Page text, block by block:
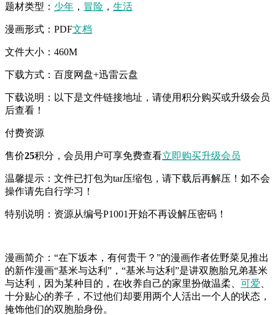
题材类型： 少年 ， 冒险 ， 生活
漫画形式：PDF文档
文件大小：460M
下载方式：百度网盘+迅雷云盘
下载说明：以下是文件链接地址，请使用积分购买或升级会员
后查看！
付费资源
售价25积分 ，会员用户可享免费查看立即购买升级会员
温馨提示：文件已打包为tar压缩包，请下载后再解压！如不会
操作请先自行学习！
特别说明：资源从编号P1001开始不再设解压密码！
漫画简介：“在下坂本，有何贵干？”的漫画作者佐野菜见推出
的新作漫画“基米与达利”，“基米与达利”是讲双胞胎兄弟基米
与达利，因为某种目的，在收养自己的家里扮做温柔、 可爱
十分贴心的养子，不过他们却要用两个人活出一个人的状态，
掩饰他们的双胞胎身份。